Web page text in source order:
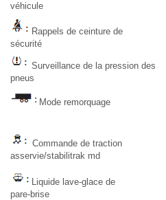
véhicule
Rappels de ceinture de
sécurité
Surveillance de la pression des
pneus
Mode remorquage
Commande de traction
asservie/stabilitrak md
Liquide lave-glace de
pare-brise